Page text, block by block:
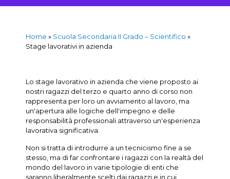
Home » Scuola Secondaria II Grado – Scientifico »
Stage lavorativi in azienda
Lo stage lavorativo in azienda che viene proposto ai
nostri ragazzi del terzo e quarto anno di corso non
rappresenta per loro un avviamento al lavoro, ma
un'apertura alle logiche dell'impegno e delle
responsabilità professionali attraverso un'esperienza
lavorativa significativa.
Non si tratta di introdurre a un tecnicismo fine a se
stesso, ma di far confrontare i ragazzi con la realtà del
mondo del lavoro in varie tipologie di enti che
saranno liberalmente scelti dai ragazzi e in cui